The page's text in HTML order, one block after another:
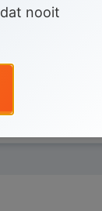
de
nooit